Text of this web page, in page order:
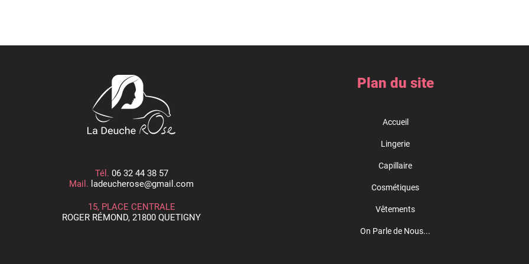
Tél. 06 32 44 38 57
Mail. ladeucherose@gmail.com
15, PLACE CENTRALE
ROGER RÉMOND, 21800 QUETIGNY
Plan du site
Accueil
Lingerie
Capillaire
Cosmétiques
Vêtements
On Parle de Nous...